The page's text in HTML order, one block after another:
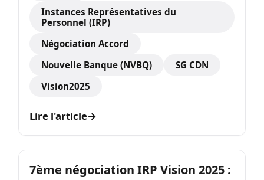
Instances Représentatives du
Personnel (IRP)
Négociation Accord
Nouvelle Banque (NVBQ)
SG CDN
Vision2025
Lire l'article→
7ème négociation IRP Vision 2025 :